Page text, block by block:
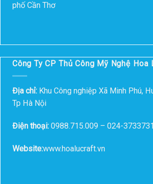
phố Cần Thơ
Công Ty CP Thủ Công Mỹ Nghệ Hoa
Địa chỉ: Khu Công nghiệp Xã Minh Phú,
Tp Hà Nội
Điện thoại: 0988.715.009 – 024-
Website:www.hoalucraft.vn